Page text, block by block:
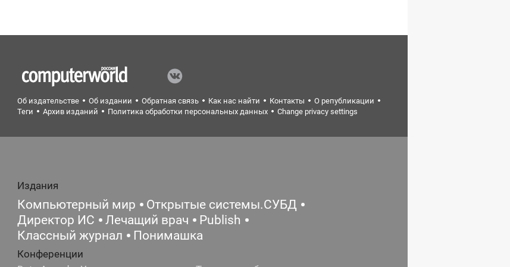
Об издательстве Об издании Обратная связь Как нас найти Контакты
О републикации
Теги
Архив изданий Политика обработки персональных данных Change privacy settings
Издания
Компьютерный мир
Открытые системы.СУБД
Директор ИС
Лечащий врач
Publish
Классный журнал
Понимашка
Конференции